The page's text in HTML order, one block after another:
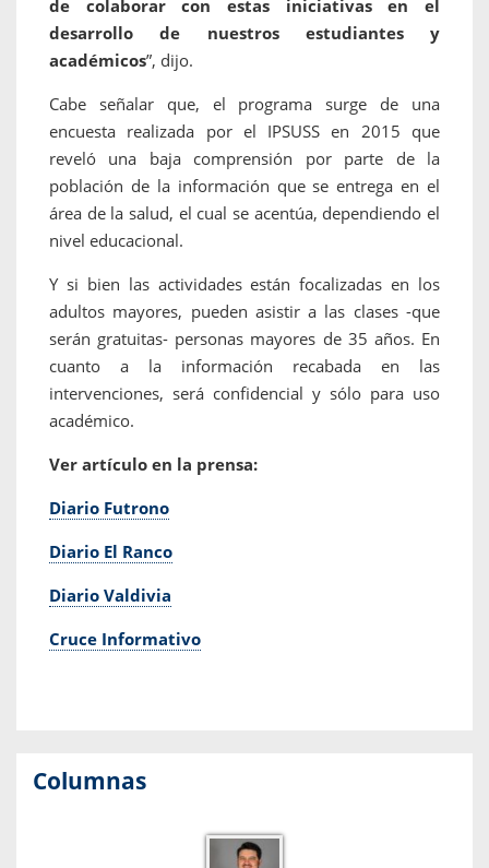
de colaborar con estas iniciativas en el
desarrollo de nuestros estudiantes y
académicos”, dijo.
Cabe señalar que, el programa surge de una
encuesta realizada por el IPSUSS en 2015 que
reveló una baja comprensión por parte de la
población de la información que se entrega en el
área de la salud, el cual se acentúa, dependiendo el
nivel educacional.
Y si bien las actividades están focalizadas en los
adultos mayores, pueden asistir a las clases -que
serán gratuitas- personas mayores de 35 años. En
cuanto a la información recabada en las
intervenciones, será confidencial y sólo para uso
académico.
Ver artículo en la prensa:
Diario Futrono
Diario El Ranco
Diario Valdivia
Cruce Informativo
Columnas